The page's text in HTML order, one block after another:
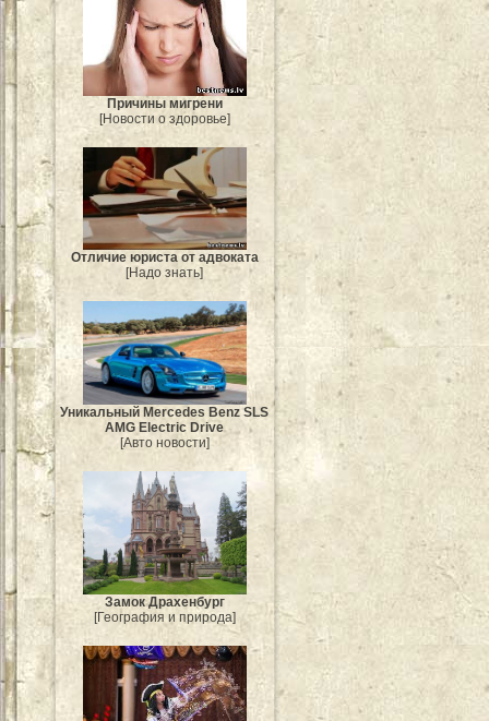
Причины мигрени
[Новости о здоровье]
Отличие юриста от адвоката
[Надо знать]
Уникальный Mercedes Benz SLS
AMG Electric Drive
[Авто новости]
Замок Драхенбург
[География и природа]